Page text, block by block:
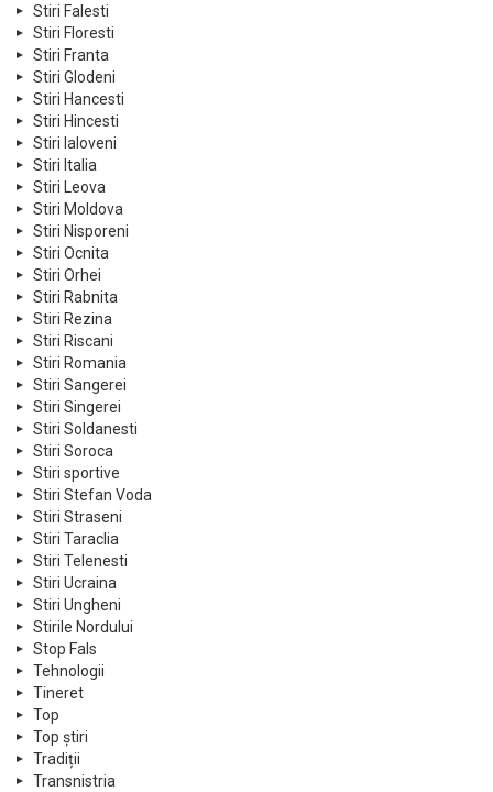
Stiri Falesti
Stiri Floresti
Stiri Franta
Stiri Glodeni
Stiri Hancesti
Stiri Hincesti
Stiri Ialoveni
Stiri Italia
Stiri Leova
Stiri Moldova
Stiri Nisporeni
Stiri Ocnita
Stiri Orhei
Stiri Rabnita
Stiri Rezina
Stiri Riscani
Stiri Romania
Stiri Sangerei
Stiri Singerei
Stiri Soldanesti
Stiri Soroca
Stiri sportive
Stiri Stefan Voda
Stiri Straseni
Stiri Taraclia
Stiri Telenesti
Stiri Ucraina
Stiri Ungheni
Stirile Nordului
Stop Fals
Tehnologii
Tineret
Top
Top știri
Tradiții
Transnistria